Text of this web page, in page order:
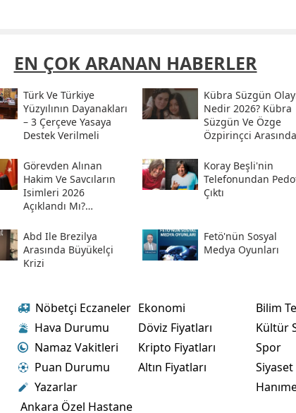
EN ÇOK ARANAN HABERLER
Türk Ve Türkiye
Yüzyılının Dayanakları
– 3 Çerçeve Yasaya
Destek Verilmeli
Kübra Süzgün
Nedir 2026? Kübra
Süzgün Ve Özge
Özpirinçci Arasında
Görevden Alınan
Hakim Ve Savcıların
Isimleri 2026
Açıklandı Mı?
Edilen Hakim Ve
Savcılar Isim Listesi
Koray Beşli'nin
Telefonundan
Çıktı
Abd Ile Brezilya
Arasında Büyükelçi
Krizi
Fetö'nün Sosyal
Medya Oyunları
Nöbetçi Eczaneler
Hava Durumu
Namaz Vakitleri
Puan Durumu
Yazarlar
Ankara Özel Hastane
Ekonomi
Döviz Fiyatları
Kripto Fiyatları
Altın Fiyatları
Bilim
Kültür
Spor
Siyaset